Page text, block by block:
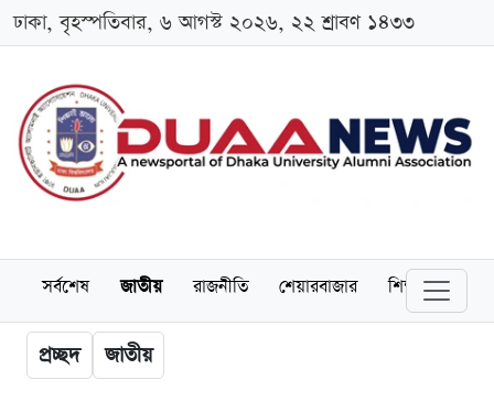
ঢাকা, বৃহস্পতিবার, ৬ আগস্ট ২০২৬, ২২ শ্রাবণ ১৪৩৩
সর্বশেষ জাতীয় রাজনীতি শেয়ারবাজার শিক্ষা
প্রচ্ছদ জাতীয়